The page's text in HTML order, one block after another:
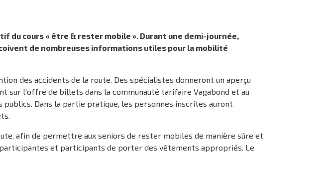
du cours « être & rester mobile ». Durant une demi-journée,
de nombreuses informations utiles pour la mobilité
des accidents de la route. Des spécialistes donneront un aperçu
l'offre de billets dans la communauté tarifaire Vagabond et au
Dans la partie pratique, les personnes inscrites auront
afin de permettre aux seniors de rester mobiles de manière sûre et
et participants de porter des vêtements appropriés. Le